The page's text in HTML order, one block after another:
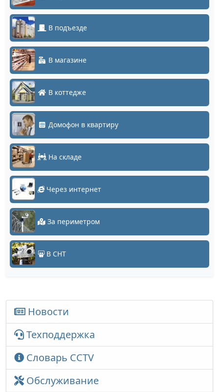
В подъезде
В магазине
В коттедже
Домофон в квартиру
На складе
Через интернет
За периметром
В СНТ
Новости
Техподдержка
Словарь CCTV
Обслуживание